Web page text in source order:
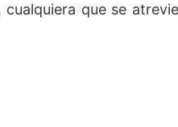
que se